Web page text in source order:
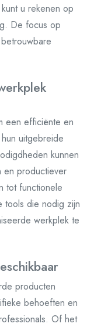
u rekenen op
De focus op
een efficiënte en
uitgebreide
kunnen
en productiever
tot functionele
tools die nodig zijn
werkplek te
producten
behoeften en
Of het